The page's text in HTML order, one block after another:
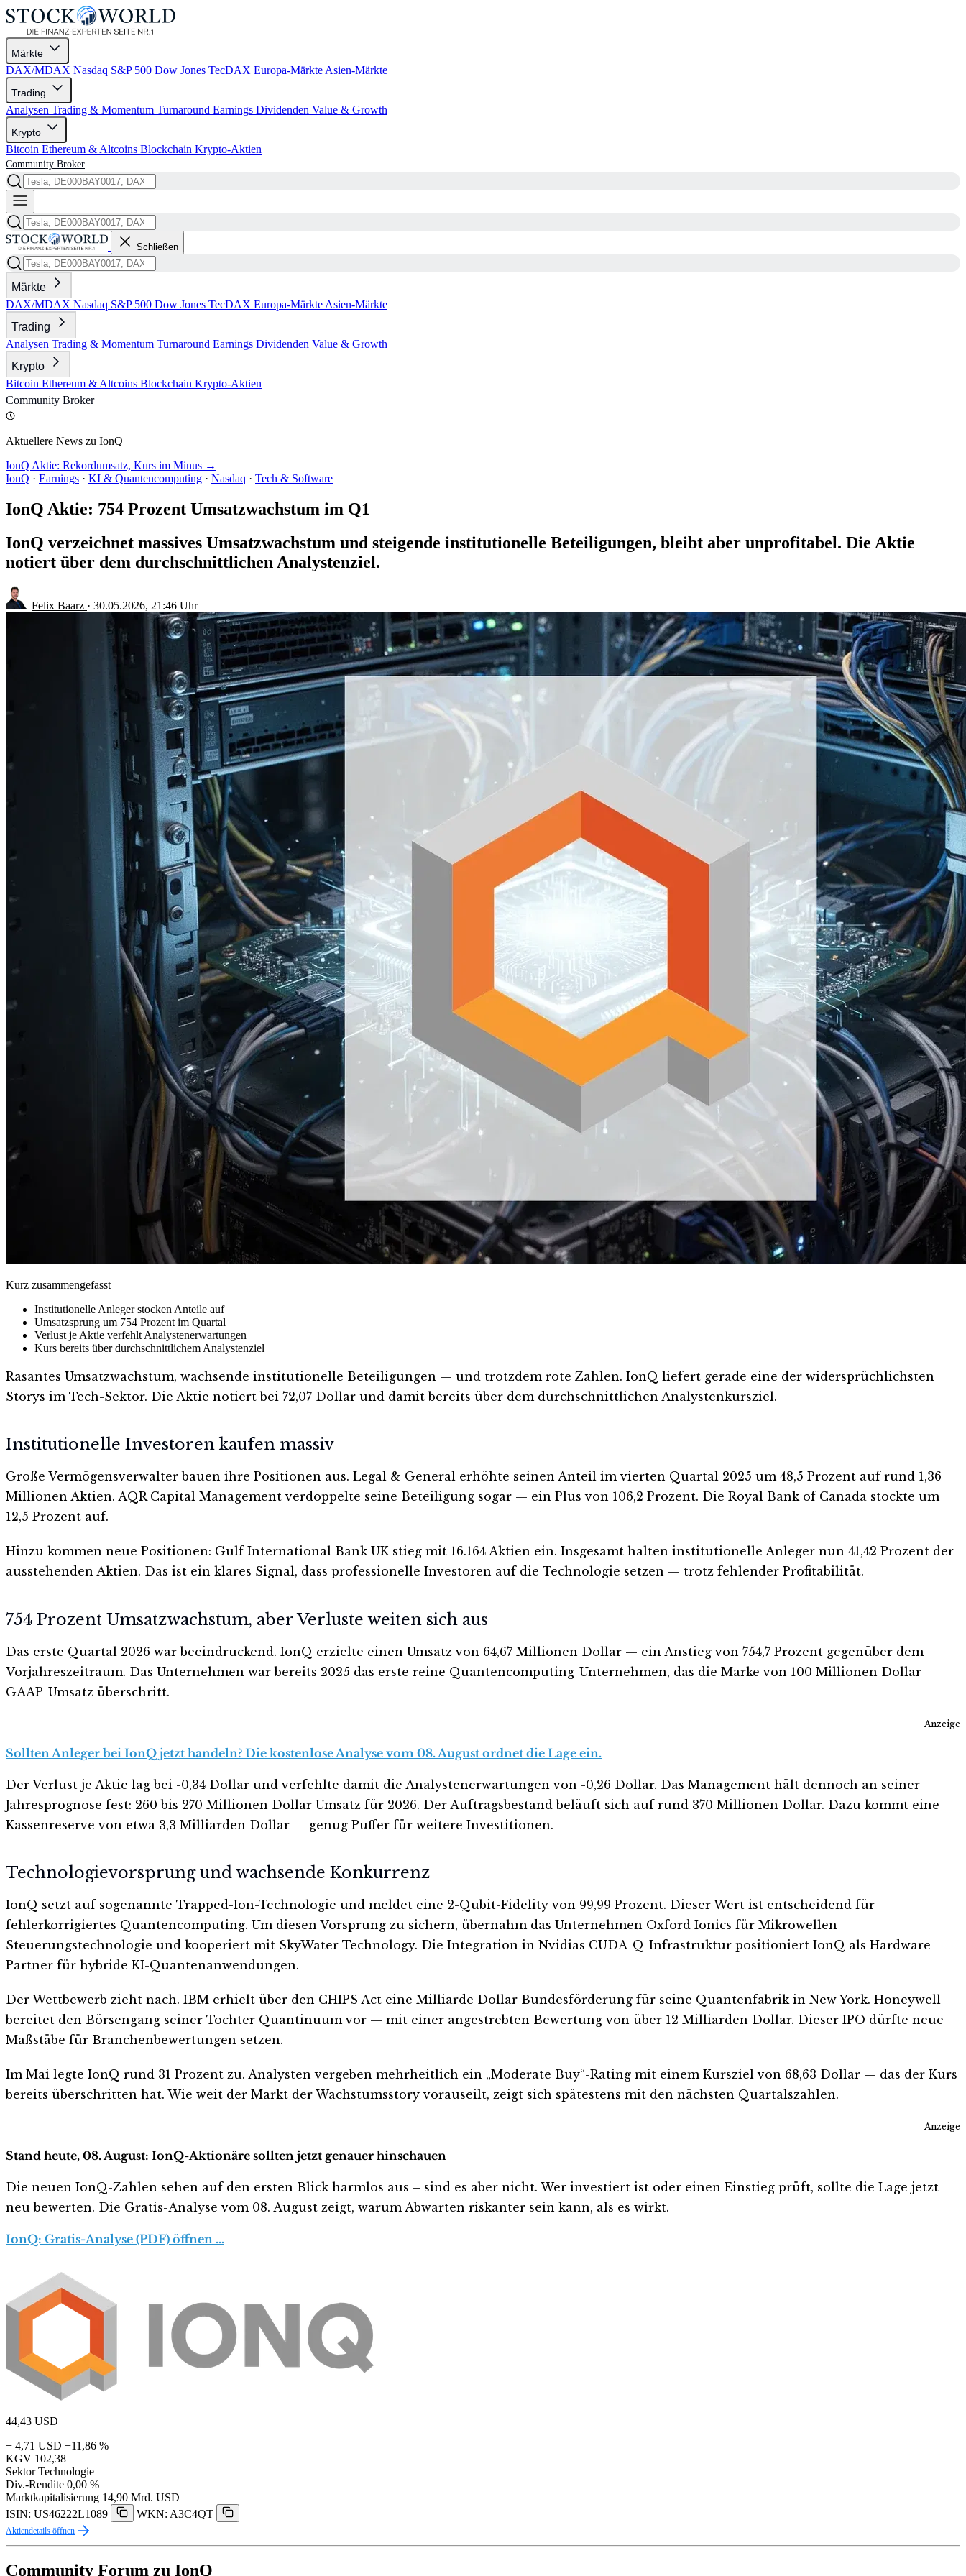
Märkte
DAX/MDAX Nasdaq S&P 500 Dow Jones TecDAX Europa-Märkte Asien-Märkte
Trading
Analysen Trading & Momentum Turnaround Earnings Dividenden Value & Growth
Krypto
Bitcoin Ethereum & Altcoins Blockchain Krypto-Aktien
Community Broker
Schließen
Märkte
DAX/MDAX Nasdaq S&P 500 Dow Jones TecDAX Europa-Märkte Asien-Märkte
Trading
Analysen Trading & Momentum Turnaround Earnings Dividenden Value & Growth
Krypto
Bitcoin Ethereum & Altcoins Blockchain Krypto-Aktien
Community Broker
Aktuellere News zu IonQ
IonQ Aktie: Rekordumsatz, Kurs im Minus →
IonQ · Earnings · KI & Quantencomputing · Nasdaq · Tech & Software
IonQ Aktie: 754 Prozent Umsatzwachstum im Q1
IonQ verzeichnet massives Umsatzwachstum und steigende institutionelle Beteiligungen, bleibt aber unprofitabel. Die Aktie
notiert über dem durchschnittlichen Analystenziel.
Felix Baarz · 30.05.2026, 21:46 Uhr
Kurz zusammengefasst
Institutionelle Anleger stocken Anteile auf
Umsatzsprung um 754 Prozent im Quartal
Verlust je Aktie verfehlt Analystenerwartungen
Kurs bereits über durchschnittlichem Analystenziel
Rasantes Umsatzwachstum, wachsende institutionelle Beteiligungen — und trotzdem rote Zahlen. IonQ liefert gerade eine der widersprüchlichsten
Storys im Tech-Sektor. Die Aktie notiert bei 72,07 Dollar und damit bereits über dem durchschnittlichen Analystenkursziel.
Institutionelle Investoren kaufen massiv
Große Vermögensverwalter bauen ihre Positionen aus. Legal & General erhöhte seinen Anteil im vierten Quartal 2025 um 48,5 Prozent auf rund 1,36
Millionen Aktien. AQR Capital Management verdoppelte seine Beteiligung sogar — ein Plus von 106,2 Prozent. Die Royal Bank of Canada stockte um
12,5 Prozent auf.
Hinzu kommen neue Positionen: Gulf International Bank UK stieg mit 16.164 Aktien ein. Insgesamt halten institutionelle Anleger nun 41,42 Prozent der
ausstehenden Aktien. Das ist ein klares Signal, dass professionelle Investoren auf die Technologie setzen — trotz fehlender Profitabilität.
754 Prozent Umsatzwachstum, aber Verluste weiten sich aus
Das erste Quartal 2026 war beeindruckend. IonQ erzielte einen Umsatz von 64,67 Millionen Dollar — ein Anstieg von 754,7 Prozent gegenüber dem
Vorjahreszeitraum. Das Unternehmen war bereits 2025 das erste reine Quantencomputing-Unternehmen, das die Marke von 100 Millionen Dollar
GAAP-Umsatz überschritt.
Anzeige
Sollten Anleger bei IonQ jetzt handeln? Die kostenlose Analyse vom 08. August ordnet die Lage ein.
Der Verlust je Aktie lag bei -0,34 Dollar und verfehlte damit die Analystenerwartungen von -0,26 Dollar. Das Management hält dennoch an seiner
Jahresprognose fest: 260 bis 270 Millionen Dollar Umsatz für 2026. Der Auftragsbestand beläuft sich auf rund 370 Millionen Dollar. Dazu kommt eine
Kassenreserve von etwa 3,3 Milliarden Dollar — genug Puffer für weitere Investitionen.
Technologievorsprung und wachsende Konkurrenz
IonQ setzt auf sogenannte Trapped-Ion-Technologie und meldet eine 2-Qubit-Fidelity von 99,99 Prozent. Dieser Wert ist entscheidend für
fehlerkorrigiertes Quantencomputing. Um diesen Vorsprung zu sichern, übernahm das Unternehmen Oxford Ionics für Mikrowellen-
Steuerungstechnologie und kooperiert mit SkyWater Technology. Die Integration in Nvidias CUDA-Q-Infrastruktur positioniert IonQ als Hardware-
Partner für hybride KI-Quantenanwendungen.
Der Wettbewerb zieht nach. IBM erhielt über den CHIPS Act eine Milliarde Dollar Bundesförderung für seine Quantenfabrik in New York. Honeywell
bereitet den Börsengang seiner Tochter Quantinuum vor — mit einer angestrebten Bewertung von über 12 Milliarden Dollar. Dieser IPO dürfte neue
Maßstäbe für Branchenbewertungen setzen.
Im Mai legte IonQ rund 31 Prozent zu. Analysten vergeben mehrheitlich ein „Moderate Buy“-Rating mit einem Kursziel von 68,63 Dollar — das der Kurs
bereits überschritten hat. Wie weit der Markt der Wachstumsstory vorauseilt, zeigt sich spätestens mit den nächsten Quartalszahlen.
Anzeige
Stand heute, 08. August: IonQ-Aktionäre sollten jetzt genauer hinschauen
Die neuen IonQ-Zahlen sehen auf den ersten Blick harmlos aus – sind es aber nicht. Wer investiert ist oder einen Einstieg prüft, sollte die Lage jetzt
neu bewerten. Die Gratis-Analyse vom 08. August zeigt, warum Abwarten riskanter sein kann, als es wirkt.
IonQ: Gratis-Analyse (PDF) öffnen …
44,43 USD
+ 4,71 USD +11,86 %
KGV 102,38
Sektor Technologie
Div.-Rendite 0,00 %
Marktkapitalisierung 14,90 Mrd. USD
ISIN: US46222L1089
WKN: A3C4QT
Aktiendetails öffnen
Community Forum zu IonQ